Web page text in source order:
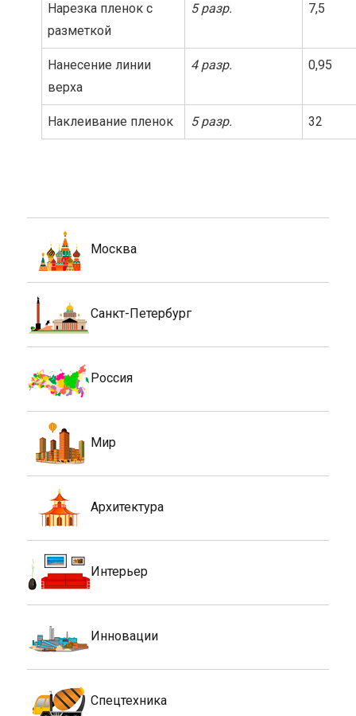
Нарезка пленок с
разметкой
5 разр. 7,5
Нанесение линии
верха
4 разр. 0,95
Наклеивание пленок 5 разр. 32
Москва
Санкт-Петербург
Россия
Мир
Архитектура
Интерьер
Инновации
Спецтехника